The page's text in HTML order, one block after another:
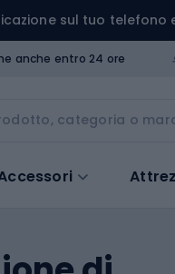
sul tuo telefono
anche entro 24 ore